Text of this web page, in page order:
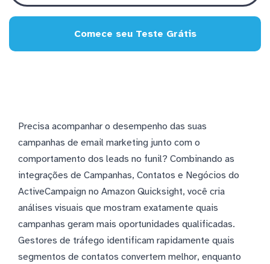
Comece seu Teste Grátis
Precisa acompanhar o desempenho das suas
campanhas de email marketing junto com o
comportamento dos leads no funil? Combinando as
integrações de Campanhas, Contatos e Negócios do
ActiveCampaign no Amazon Quicksight, você cria
análises visuais que mostram exatamente quais
campanhas geram mais oportunidades qualificadas.
Gestores de tráfego identificam rapidamente quais
segmentos de contatos convertem melhor, enquanto